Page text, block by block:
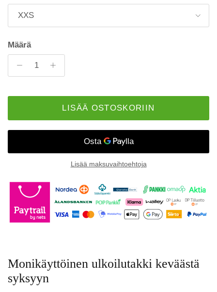
XXS
Määrä
LISÄÄ OSTOSKORIIN
Lisää maksuvaihtoehtoja
Monikäyttöinen ulkoilutakki keväästä
syksyyn